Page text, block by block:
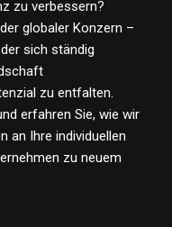
zu verbessern?
globaler Konzern –
sich ständig
zu entfalten.
erfahren Sie, wie wir
an Ihre individuellen
zu neuem